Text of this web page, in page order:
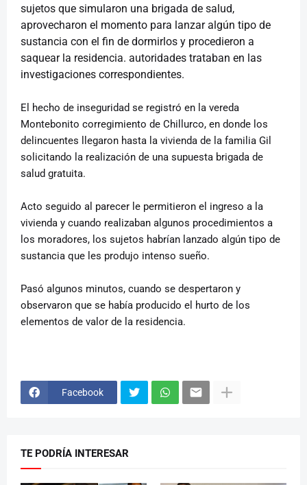
sujetos que simularon una brigada de salud,
aprovecharon el momento para lanzar algún tipo de
sustancia con el fin de dormirlos y procedieron a
saquear la residencia. autoridades trataban en las
investigaciones correspondientes.
El hecho de inseguridad se registró en la vereda
Montebonito corregimiento de Chillurco, en donde los
delincuentes llegaron hasta la vivienda de la familia Gil
solicitando la realización de una supuesta brigada de
salud gratuita.
Acto seguido al parecer le permitieron el ingreso a la
vivienda y cuando realizaban algunos procedimientos a
los moradores, los sujetos habrían lanzado algún tipo de
sustancia que les produjo intenso sueño.
Pasó algunos minutos, cuando se despertaron y
observaron que se había producido el hurto de los
elementos de valor de la residencia.
Facebook
TE PODRÍA INTERESAR